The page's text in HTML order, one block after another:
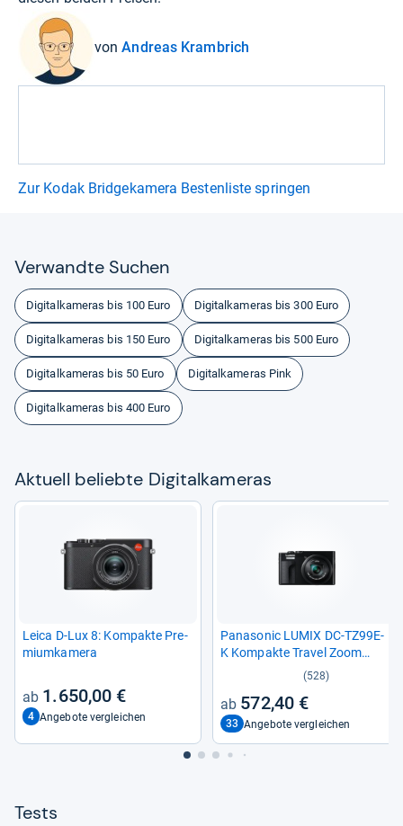
vonAndreas Krambrich
Zur Kodak Bridgekamera Bestenliste springen
Ver­wandte Suchen
Digitalkameras bis 100 Euro Digitalkameras bis 300 Euro
Digitalkameras bis 150 Euro Digitalkameras bis 500 Euro
Digitalkameras bis 50 Euro Digitalkameras Pink
Digitalkameras bis 400 Euro
Aktu­ell beliebte Digi­tal­ka­me­ras
Leica D-​Lux 8: Kom­pakte Pre­
mi­um­ka­mera
1.650,00 €
4 Angebote vergleichen
Pana­so­nic LUMIX DC-​TZ99E-​
K Kom­pakte Tra­vel Zoom
(528)
572,40 €
33 Angebote vergleichen
Tests